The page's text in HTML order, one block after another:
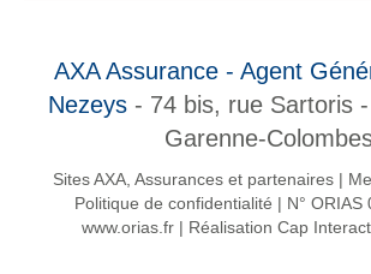
AXA Assurance - Agent
Nezeys- 74 bis, rue Sartoris
Garenne-
Sites AXA, Assurances et partenaires|
Politique de confidentialité | N° ORIAS
www.orias.fr | Réalisation Cap